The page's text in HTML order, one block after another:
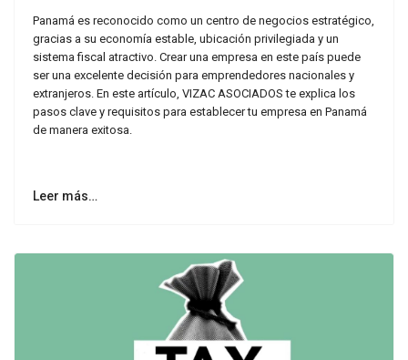
Panamá es reconocido como un centro de negocios estratégico,
gracias a su economía estable, ubicación privilegiada y un
sistema fiscal atractivo. Crear una empresa en este país puede
ser una excelente decisión para emprendedores nacionales y
extranjeros. En este artículo, VIZAC ASOCIADOS te explica los
pasos clave y requisitos para establecer tu empresa en Panamá
de manera exitosa.
Leer más…